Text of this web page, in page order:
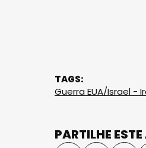
TAGS:
Guerra EUA/Israel -
PARTILHE